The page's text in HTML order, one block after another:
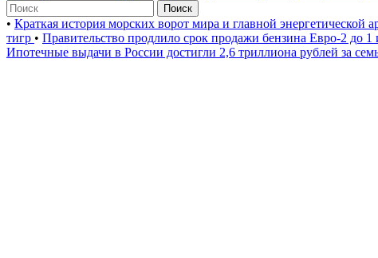
Поиск
• Краткая история морских ворот мира и главной энергетической
тигр • Правительство продлило срок продажи бензина Евро-2 до 1
Ипотечные выдачи в России достигли 2,6 триллиона рублей за